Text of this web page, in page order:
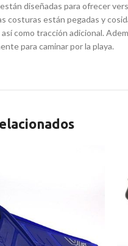
diseñadas para ofrecer
costuras están pegadas y
como tracción adicional.
para caminar por la playa.